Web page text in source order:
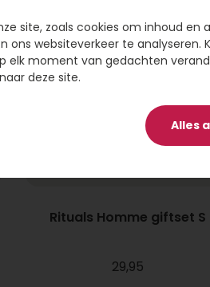
Rituals Homme giftset S
29,95
site, zoals cookies om inhoud en
websiteverkeer te analyseren.
elk moment van gedachten
deze site.
Alles